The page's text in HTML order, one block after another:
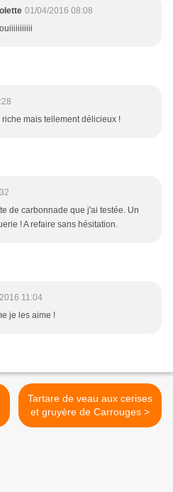
01/04/2016 08:08
mais tellement délicieux !
de carbonnade que j'ai testée. Un
! A refaire sans hésitation.
11:04
je les aime !
Tartare de veau aux cerises
et gruyère de Carrouges >